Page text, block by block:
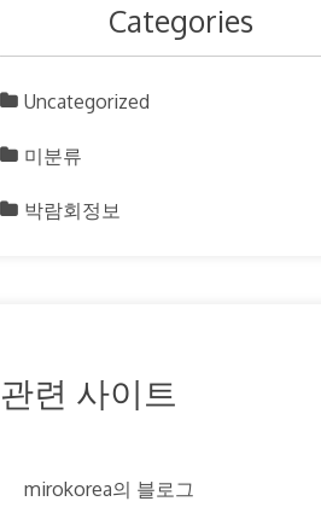
Categories
Uncategorized
미분류
박람회정보
관련 사이트
mirokorea의 블로그